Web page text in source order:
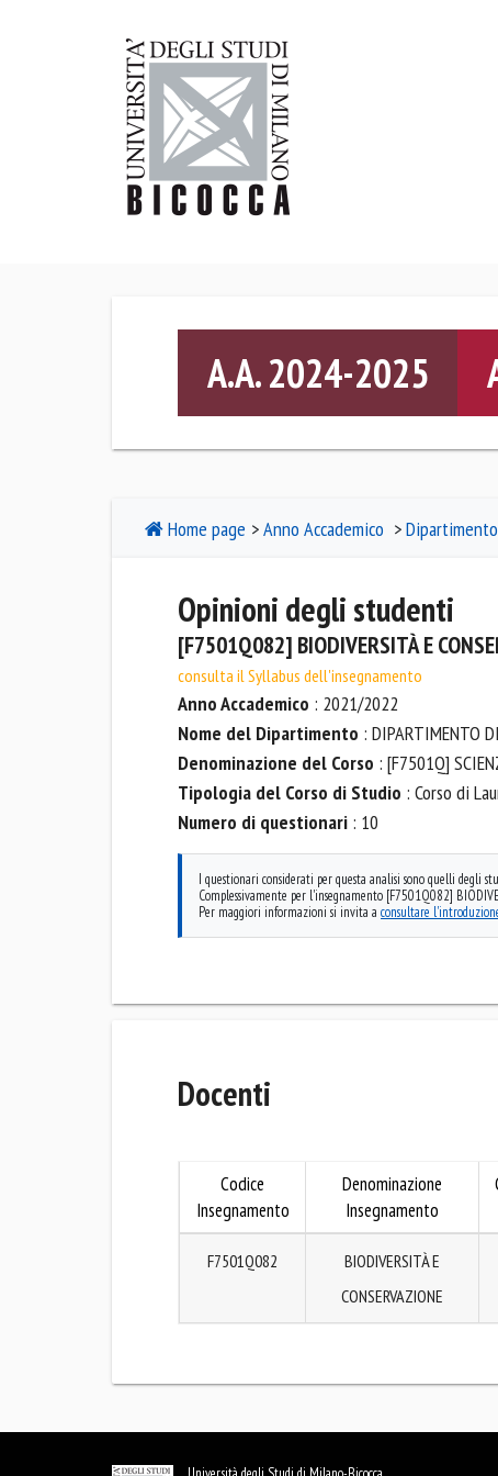
A.A. 2024-2025
Home page >Anno Accademico >Dipartimento
Opinioni degli studenti
[F7501Q082] BIODIVERSITÀ E
consulta il Syllabus dell'insegnamento
Anno Accademico : 2021/2022
Nome del Dipartimento : DIPARTIMENTO
Denominazione del Corso : [F7501Q]
Tipologia del Corso di Studio : Corso di
Numero di questionari : 10
I questionari considerati per questa analisi sono quelli degli
Complessivamente per l'insegnamento [F7501Q082]
Per maggiori informazioni si invita a consultare
Docenti
Codice
Insegnamento
Denominazione
Insegnamento
F7501Q082
BIODIVERSITÀ E
CONSERVAZIONE